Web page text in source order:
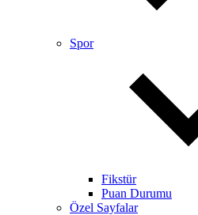
Spor
Fikstür
Puan Durumu
Özel Sayfalar